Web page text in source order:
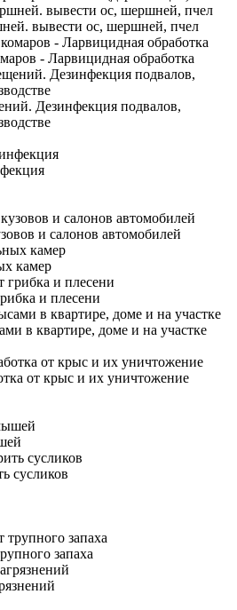
вывести ос, шершней, пчел
- Ларвицидная обработка
Дезинфекция подвалов,
и салонов автомобилей
камер
и плесени
в квартире, доме и на участке
от крыс и их уничтожение
сусликов
запаха